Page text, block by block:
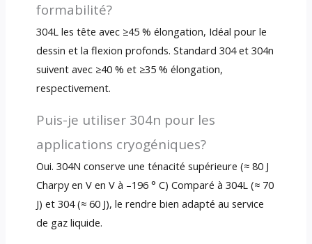
formabilité?
304L les tête avec ≥45 % élongation, Idéal pour le
dessin et la flexion profonds. Standard 304 et 304n
suivent avec ≥40 % et ≥35 % élongation,
respectivement.
Puis-je utiliser 304n pour les
applications cryogéniques?
Oui. 304N conserve une ténacité supérieure (≈ 80 J
Charpy en V en V à –196 ° C) Comparé à 304L (≈ 70
J) et 304 (≈ 60 J), le rendre bien adapté au service
de gaz liquide.